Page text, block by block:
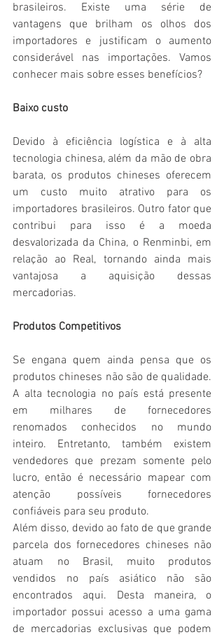
brasileiros. Existe uma série de
vantagens que brilham os olhos dos
importadores e justificam o aumento
considerável nas importações. Vamos
conhecer mais sobre esses benefícios?
Baixo custo
Devido à eficiência logística e à alta
tecnologia chinesa, além da mão de obra
barata, os produtos chineses oferecem
um custo muito atrativo para os
importadores brasileiros. Outro fator que
contribui para isso é a moeda
desvalorizada da China, o Renminbi, em
relação ao Real, tornando ainda mais
vantajosa a aquisição dessas
mercadorias.
Produtos Competitivos
Se engana quem ainda pensa que os
produtos chineses não são de qualidade.
A alta tecnologia no país está presente
em milhares de fornecedores
renomados conhecidos no mundo
inteiro. Entretanto, também existem
vendedores que prezam somente pelo
lucro, então é necessário mapear com
atenção possíveis fornecedores
confiáveis para seu produto.
Além disso, devido ao fato de que grande
parcela dos fornecedores chineses não
atuam no Brasil, muito produtos
vendidos no país asiático não são
encontrados aqui. Desta maneira, o
importador possui acesso a uma gama
de mercadorias exclusivas que podem